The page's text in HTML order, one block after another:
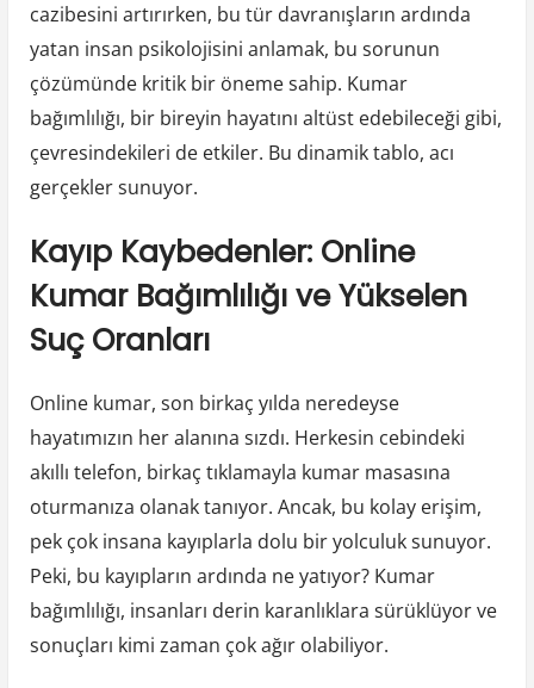
cazibesini artırırken, bu tür davranışların ardında
yatan insan psikolojisini anlamak, bu sorunun
çözümünde kritik bir öneme sahip. Kumar
bağımlılığı, bir bireyin hayatını altüst edebileceği gibi,
çevresindekileri de etkiler. Bu dinamik tablo, acı
gerçekler sunuyor.
Kayıp Kaybedenler: Online
Kumar Bağımlılığı ve Yükselen
Suç Oranları
Online kumar, son birkaç yılda neredeyse
hayatımızın her alanına sızdı. Herkesin cebindeki
akıllı telefon, birkaç tıklamayla kumar masasına
oturmanıza olanak tanıyor. Ancak, bu kolay erişim,
pek çok insana kayıplarla dolu bir yolculuk sunuyor.
Peki, bu kayıpların ardında ne yatıyor? Kumar
bağımlılığı, insanları derin karanlıklara sürüklüyor ve
sonuçları kimi zaman çok ağır olabiliyor.